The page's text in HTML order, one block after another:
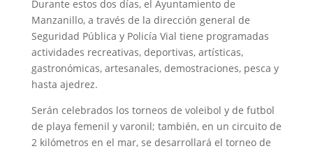
Durante estos dos días, el Ayuntamiento de
Manzanillo, a través de la dirección general de
Seguridad Pública y Policía Vial tiene programadas
actividades recreativas, deportivas, artísticas,
gastronómicas, artesanales, demostraciones, pesca y
hasta ajedrez.
Serán celebrados los torneos de voleibol y de futbol
de playa femenil y varonil; también, en un circuito de
2 kilómetros en el mar, se desarrollará el torneo de